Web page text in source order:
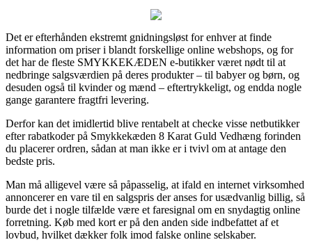
Det er efterhånden ekstremt gnidningsløst for enhver at finde
information om priser i blandt forskellige online webshops, og for
det har de fleste SMYKKEKÆDEN e-butikker været nødt til at
nedbringe salgsværdien på deres produkter – til babyer og børn, og
desuden også til kvinder og mænd – eftertrykkeligt, og endda nogle
gange garantere fragtfri levering.
Derfor kan det imidlertid blive rentabelt at checke visse netbutikker
efter rabatkoder på Smykkekæden 8 Karat Guld Vedhæng forinden
du placerer ordren, sådan at man ikke er i tvivl om at antage den
bedste pris.
Man må alligevel være så påpasselig, at ifald en internet virksomhed
annoncerer en vare til en salgspris der anses for usædvanlig billig, så
burde det i nogle tilfælde være et faresignal om en snydagtig online
forretning. Køb med kort er på den anden side indbefattet af et
lovbud, hvilket dækker folk imod falske online selskaber.